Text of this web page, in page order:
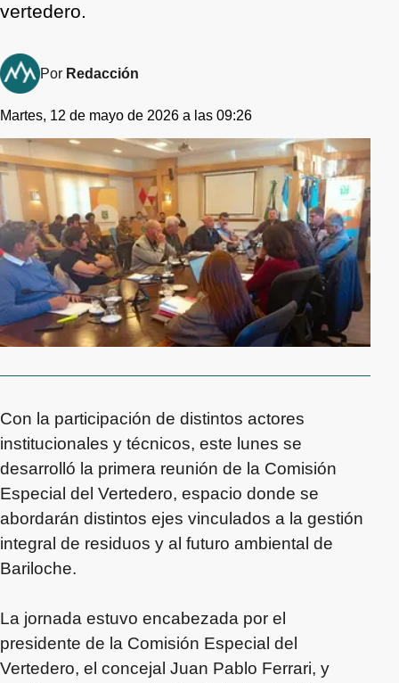
vertedero.
Por Redacción
Martes, 12 de mayo de 2026 a las 09:26
Con la participación de distintos actores
institucionales y técnicos, este lunes se
desarrolló la primera reunión de la Comisión
Especial del Vertedero, espacio donde se
abordarán distintos ejes vinculados a la gestión
integral de residuos y al futuro ambiental de
Bariloche.
La jornada estuvo encabezada por el
presidente de la Comisión Especial del
Vertedero, el concejal Juan Pablo Ferrari, y